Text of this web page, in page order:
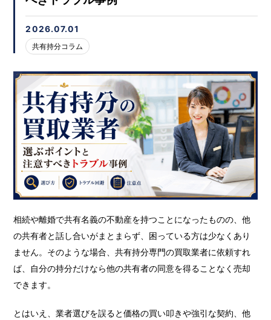
2026.07.01
共有持分コラム
相続や離婚で共有名義の不動産を持つことになったものの、他
の共有者と話し合いがまとまらず、困っている方は少なくあり
ません。そのような場合、共有持分専門の買取業者に依頼すれ
ば、自分の持分だけなら他の共有者の同意を得ることなく売却
できます。
とはいえ、業者選びを誤ると価格の買い叩きや強引な契約、他